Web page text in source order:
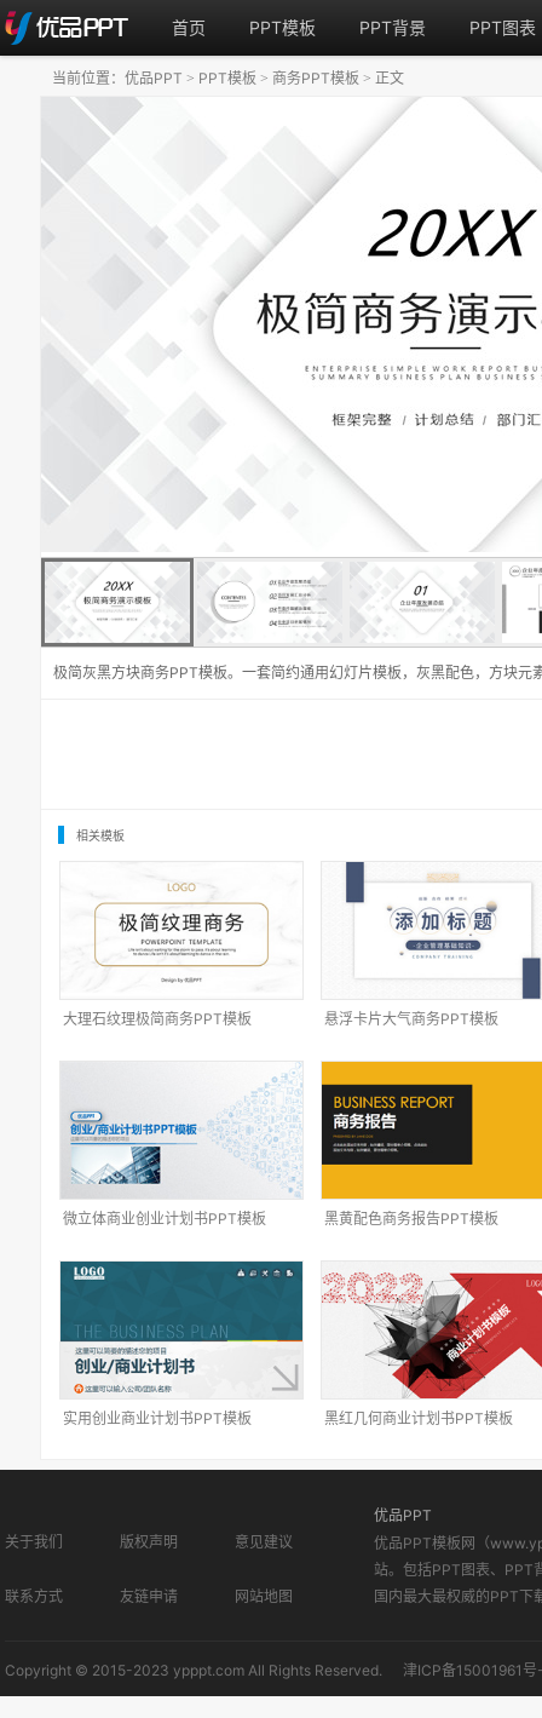
首页 PPT模板 PPT背景 PPT图表
极简灰黑方块商务PPT模板。一套简约通用幻灯片模板，灰黑配色，方块元
当前位置： 优品PPT > PPT模板 > 商务PPT模板 > 正文
相关模板
大理石纹理极简商务PPT模板 悬浮卡片大气商务PPT模板
微立体商业创业计划书PPT模板 黑黄配色商务报告PPT模板
实用创业商业计划书PPT模板 黑红几何商业计划书PPT模板
关于我们 版权声明 意见建议
联系方式 友链申请 网站地图
优品PPT
优品PPT模板网（
站。包括PPT图表、PPT
国内最大最权威的PPT下
Copyright © 2015-2023 ypppt.com All Rights Reserved. 津ICP备15001961号